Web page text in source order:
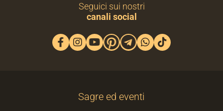
Seguici sui nostri
canali social
Sagre ed eventi